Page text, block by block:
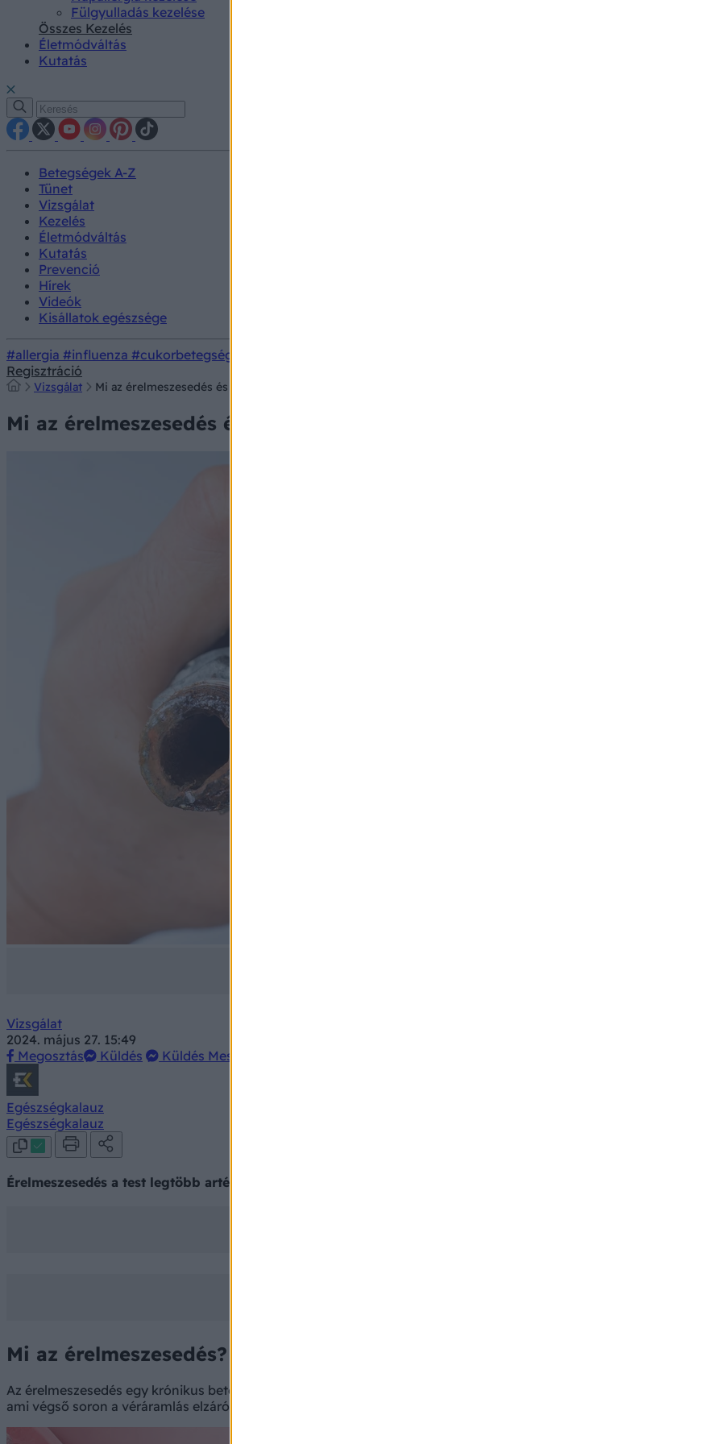
Fülgyulladás kezelése
Összes Kezelés
Életmódváltás
Kutatás
Betegségek A-Z
Tünet
Vizsgálat
Kezelés
Életmódváltás
Kutatás
Prevenció
Hírek
Videók
Kisállatok egészsége
#allergia #influenza #cukorbetegség
Regisztráció
Vizsgálat Mi az érelmeszesedés és mi jó ellene? Ezek az érelmeszesedés okai, tünetei és kezelési módjai
Mi az érelmeszesedés és mi jó ellene? Ezek az érelmeszesedés okai,
Vizsgálat
2024. május 27. 15:49
Megosztás
Küldés Küldés Messengeren
Egészségkalauz
Egészségkalauz
Érelmeszesedés a test legtöbb artériáját is érintheti, beleértve a szív, az agy, a karok, a lábak, a medence és a
Mi az érelmeszesedés?
Az érelmeszesedés egy krónikus betegség, amelyet súlyos gyulladásos folyamat jellemez, amely az erekben az
ami végső soron a véráramlás elzáródását eredményezi, és elősegíti a szövődmények, például szívinfarktus és